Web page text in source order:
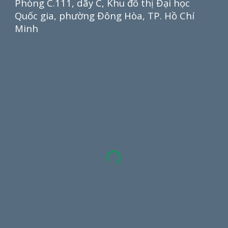
Phòng C.111, dãy C, Khu đô thị Đại học
Quốc gia, phường Đông Hòa, TP. Hồ Chí
Minh